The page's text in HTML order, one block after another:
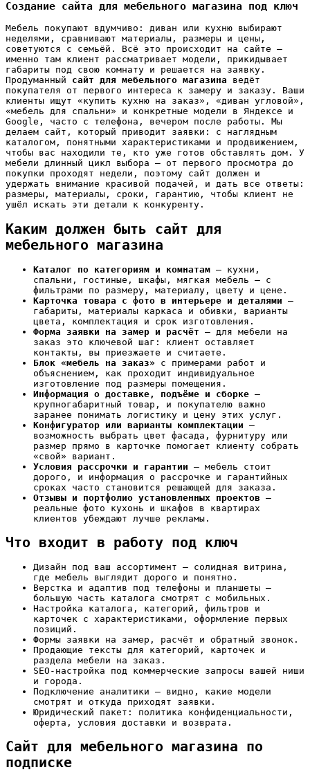
Создание сайта для мебельного магазина под ключ
Мебель покупают вдумчиво: диван или кухню выбирают
неделями, сравнивают материалы, размеры и цены,
советуются с семьёй. Всё это происходит на сайте —
именно там клиент рассматривает модели, прикидывает
габариты под свою комнату и решается на заявку.
Продуманный сайт для мебельного магазина ведёт
покупателя от первого интереса к замеру и заказу. Ваши
клиенты ищут «купить кухню на заказ», «диван угловой»,
«мебель для спальни» и конкретные модели в Яндексе и
Google, часто с телефона, вечером после работы. Мы
делаем сайт, который приводит заявки: с наглядным
каталогом, понятными характеристиками и продвижением,
чтобы вас находили те, кто уже готов обставлять дом. У
мебели длинный цикл выбора — от первого просмотра до
покупки проходят недели, поэтому сайт должен и
удержать внимание красивой подачей, и дать все ответы:
размеры, материалы, сроки, гарантию, чтобы клиент не
ушёл искать эти детали к конкуренту.
Каким должен быть сайт для
мебельного магазина
Каталог по категориям и комнатам — кухни,
спальни, гостиные, шкафы, мягкая мебель — с
фильтрами по размеру, материалу, цвету и цене.
Карточка товара с фото в интерьере и деталями —
габариты, материалы каркаса и обивки, варианты
цвета, комплектация и срок изготовления.
Форма заявки на замер и расчёт — для мебели на
заказ это ключевой шаг: клиент оставляет
контакты, вы приезжаете и считаете.
Блок «мебель на заказ» с примерами работ и
объяснением, как проходит индивидуальное
изготовление под размеры помещения.
Информация о доставке, подъёме и сборке —
крупногабаритный товар, и покупателю важно
заранее понимать логистику и цену этих услуг.
Конфигуратор или варианты комплектации —
возможность выбрать цвет фасада, фурнитуру или
размер прямо в карточке помогает клиенту собрать
«свой» вариант.
Условия рассрочки и гарантии — мебель стоит
дорого, и информация о рассрочке и гарантийных
сроках часто становится решающей для заказа.
Отзывы и портфолио установленных проектов —
реальные фото кухонь и шкафов в квартирах
клиентов убеждают лучше рекламы.
Что входит в работу под ключ
Дизайн под ваш ассортимент — солидная витрина,
где мебель выглядит дорого и понятно.
Верстка и адаптив под телефоны и планшеты —
большую часть каталога смотрят с мобильных.
Настройка каталога, категорий, фильтров и
карточек с характеристиками, оформление первых
позиций.
Формы заявки на замер, расчёт и обратный звонок.
Продающие тексты для категорий, карточек и
раздела мебели на заказ.
SEO-настройка под коммерческие запросы вашей ниши
и города.
Подключение аналитики — видно, какие модели
смотрят и откуда приходят заявки.
Юридический пакет: политика конфиденциальности,
оферта, условия доставки и возврата.
Сайт для мебельного магазина по
подписке